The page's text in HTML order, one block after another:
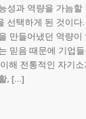
성과 역량을 가늠할
선택하게 된 것이다
만들어냈던 역량이
믿음 때문에 기업
해 전통적인 자기
, […]